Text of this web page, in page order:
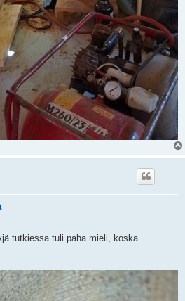
tutkiessa tuli paha mieli, koska